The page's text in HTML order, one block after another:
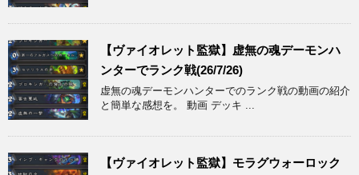
【ヴァイオレット監獄】虚無の魂デーモンハ
ンターでランク戦(26/7/26)
虚無の魂デーモンハンターでのランク戦の動画の紹介
と簡単な感想を。 動画 デッキ ...
【ヴァイオレット監獄】モラグウォーロック